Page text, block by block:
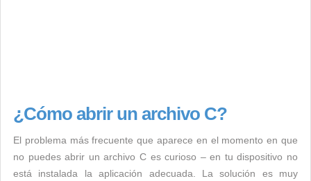
¿Cómo abrir un archivo C?
El problema más frecuente que aparece en el momento en que
no puedes abrir un archivo C es curioso – en tu dispositivo no
está instalada la aplicación adecuada. La solución es muy